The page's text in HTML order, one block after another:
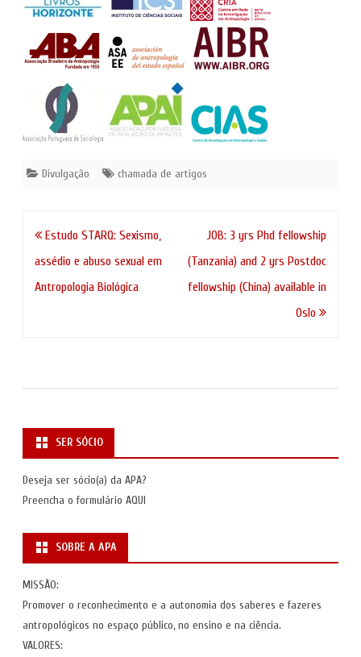
Divulgação chamada de artigos
Navegação
de
artigos
Estudo STARQ: Sexismo,
assédio e abuso sexual em
Antropologia Biológica
JOB: 3 yrs Phd fellowship
(Tanzania) and 2 yrs Postdoc
fellowship (China) available in
Oslo
SER SÓCIO
Deseja ser sócio(a) da APA?
Preencha o formulário AQUI
SOBRE A APA
MISSÃO:
Promover o reconhecimento e a autonomia dos saberes e fazeres
antropológicos no espaço público, no ensino e na ciência.
VALORES: